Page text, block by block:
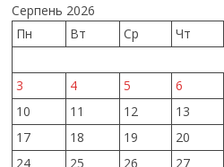
Серпень 2026
Пн
Вт Ср Чт
3
4 5 6
10
11 12 13
17
18 19 20
24
25 26 27